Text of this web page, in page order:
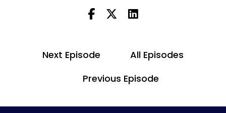
Next Episode
All Episodes
Previous Episode